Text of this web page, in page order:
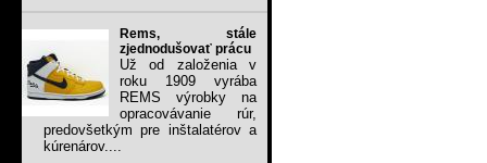
Rems, stále
zjednodušovať prácu
Už od založenia v
roku 1909 vyrába
REMS výrobky na
opracovávanie rúr,
predovšetkým pre inštalatérov a
kúrenárov....